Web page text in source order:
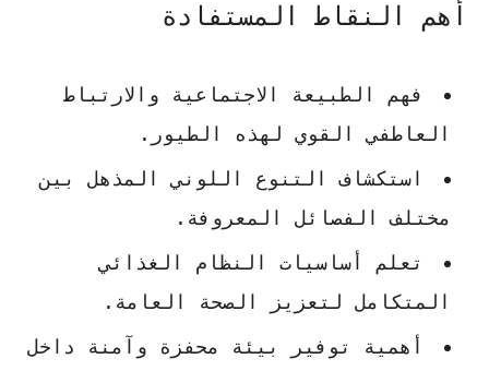
أهم النقاط المستفادة
فهم الطبيعة الاجتماعية والارتباط
العاطفي القوي لهذه الطيور.
استكشاف التنوع اللوني المذهل بين
مختلف الفصائل المعروفة.
تعلم أساسيات النظام الغذائي
المتكامل لتعزيز الصحة العامة.
أهمية توفير بيئة محفزة وآمنة داخل